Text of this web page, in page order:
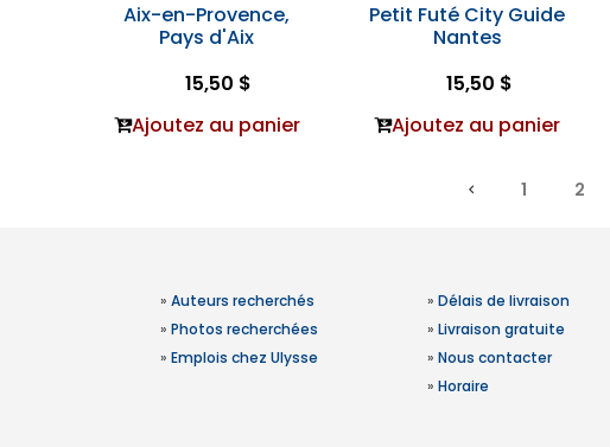
Aix-en-Provence,
Pays d'Aix
15,50 $
Ajoutez au panier
Petit Futé City Guide
Nantes
15,50 $
Ajoutez au panier
1 2
» Auteurs recherchés
» Photos recherchées
» Emplois chez Ulysse
» Délais de livraison
» Livraison gratuite
» Nous contacter
» Horaire